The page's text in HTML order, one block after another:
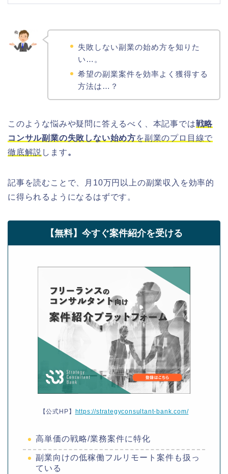
失敗しない副業の始め方を知りた
い…。
希望の副業案件を効率よく獲得する
方法は…？
このような悩みや疑問に答えるべく、本記事では戦略
コンサル副業の失敗しない始め方を副業のプロ目線で
徹底解説 します。
記事を読むことで、月10万円以上の副業収入を効率的
に得られるようになるはずです。
【無料】今すぐ案件紹介を受ける
【公式HP】 https://strategyconsultant-bank.com/
高単価の戦略/業務案件に特化
副業向けの低稼働フルリモート案件も扱っ
ている